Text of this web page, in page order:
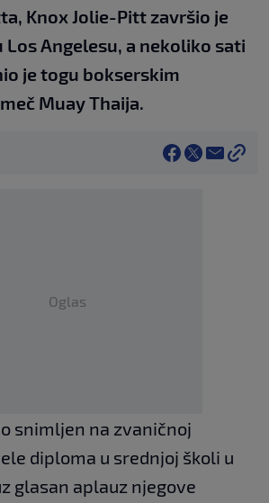
Knox Jolie-Pitt završio je
Angelesu, a nekoliko sati
je togu bokserskim
Muay Thaija.
Oglas
snimljen na zvaničnoj
diploma u srednjoj školi u
glasan aplauz njegove